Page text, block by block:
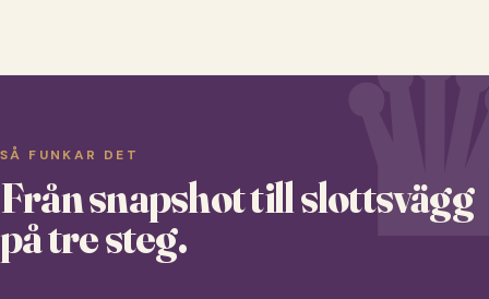
SÅ FUNKAR DET
Från snapshot till slottsvägg
på tre steg.